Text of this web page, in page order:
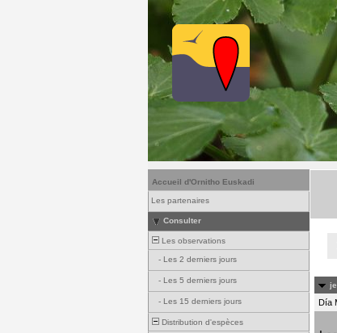
Accueil d'Ornitho Euskadi
Les partenaires
Consulter
Les observations
- Les 2 derniers jours
- Les 5 derniers jours
- Les 15 derniers jours
Distribution d'espèces
Día